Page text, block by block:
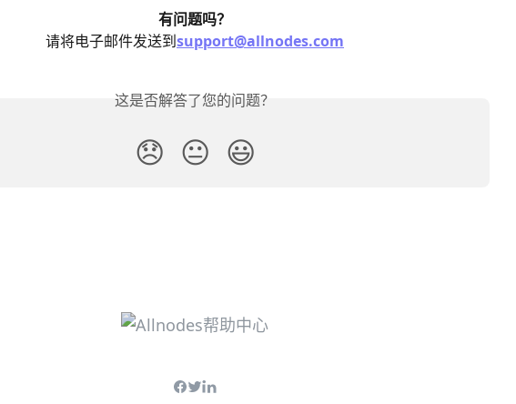
有问题吗？
请将电子邮件发送到support@allnodes.com
这是否解答了您的问题？
😞 😐 😃